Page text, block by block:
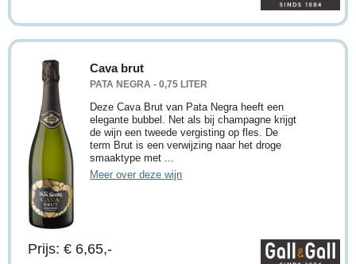
Cava brut
PATA NEGRA - 0,75 LITER
Deze Cava Brut van Pata Negra heeft een
elegante bubbel. Net als bij champagne krijgt
de wijn een tweede vergisting op fles. De
term Brut is een verwijzing naar het droge
smaaktype met ...
Meer over deze wijn
Prijs: € 6,65,-